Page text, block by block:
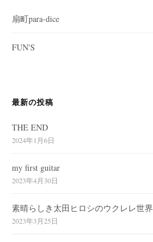
扇町para-dice
FUN'S
最新の投稿
THE END
2024年1月6日
my first guitar
2023年4月30日
素晴らしき太田ヒロシのウクレレ世界
2023年3月25日